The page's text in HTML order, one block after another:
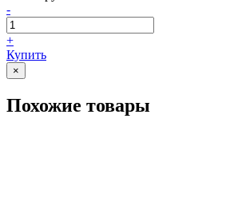
-
+
Купить
×
Похожие товары